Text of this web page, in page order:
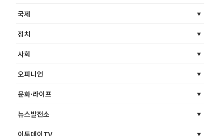
국제
정치
사회
오피니언
문화·라이프
뉴스발전소